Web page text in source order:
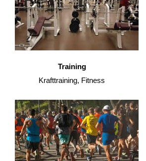
Training
Krafttraining, Fitness